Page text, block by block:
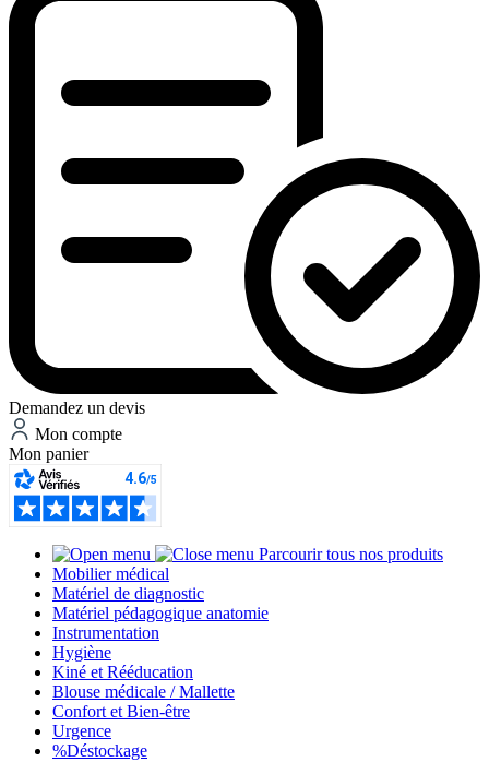
Demandez un devis
Mon compte
Mon panier
Parcourir tous nos produits
Mobilier médical
Matériel de diagnostic
Matériel pédagogique anatomie
Instrumentation
Hygiène
Kiné et Rééducation
Blouse médicale / Mallette
Confort et Bien-être
Urgence
%Déstockage